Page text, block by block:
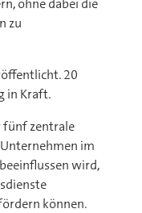
ohne dabei die
zu
20
in Kraft.
fünf zentrale
im
wird,
können.